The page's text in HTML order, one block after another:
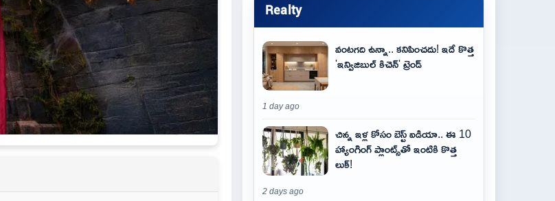
Realty
వంటగది ఉన్నా.. కనిపించదు! ఇదే కొత్త
'ఇన్విజిబుల్ కిచెన్' ట్రెండ్
1 day ago
చిన్న ఇళ్ల కోసం బెస్ట్ ఐడియా.. ఈ 10
హ్యాంగింగ్ ప్లాంట్స్‌తో ఇంటికి కొత్త
లుక్!
2 days ago